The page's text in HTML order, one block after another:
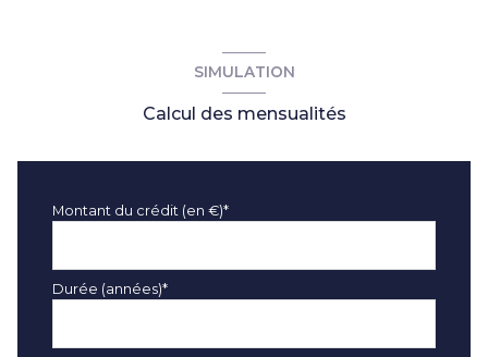
SIMULATION
Calcul des mensualités
Montant du crédit (en €)*
Durée (années)*